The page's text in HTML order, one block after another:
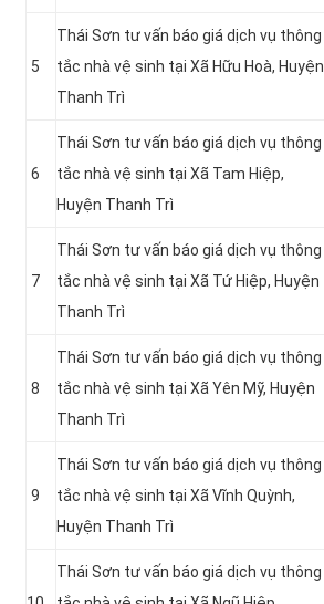
5
Thái Sơn tư vấn báo giá dịch vụ thông
tắc nhà vệ sinh tại Xã Hữu Hoà, Huyện
Thanh Trì
6
Thái Sơn tư vấn báo giá dịch vụ thông
tắc nhà vệ sinh tại Xã Tam Hiệp,
Huyện Thanh Trì
7
Thái Sơn tư vấn báo giá dịch vụ thông
tắc nhà vệ sinh tại Xã Tứ Hiệp, Huyện
Thanh Trì
8
Thái Sơn tư vấn báo giá dịch vụ thông
tắc nhà vệ sinh tại Xã Yên Mỹ, Huyện
Thanh Trì
9
Thái Sơn tư vấn báo giá dịch vụ thông
tắc nhà vệ sinh tại Xã Vĩnh Quỳnh,
Huyện Thanh Trì
Thái Sơn tư vấn báo giá dịch vụ thông